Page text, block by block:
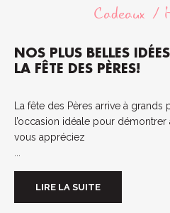
Cadeaux
NOS PLUS BELLES
LA FÊTE DES PÈRES!
La fête des Pères arrive à grands
l’occasion idéale pour
vous appréciez
LIRE LA SUITE